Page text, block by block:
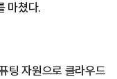
마쳤다.
팅 자원으로 클라우드